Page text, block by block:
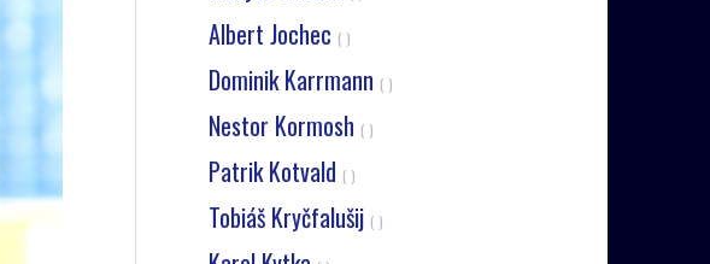
Albert Jochec ( )
Dominik Karrmann ( )
Nestor Kormosh ( )
Patrik Kotvald ( )
Tobiáš Kryčfalušij ( )